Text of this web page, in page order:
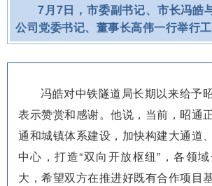
7月7日，市委副书记、市长冯皓
公司党委书记、董事长高伟一行举行工
冯皓对中铁隧道局长期以来给予
表示赞赏和感谢。他说，当前，昭通
通和城镇体系建设，加快构建大通道
中心，打造“双向开放枢纽”，各领
大，希望双方在推进好既有合作项目